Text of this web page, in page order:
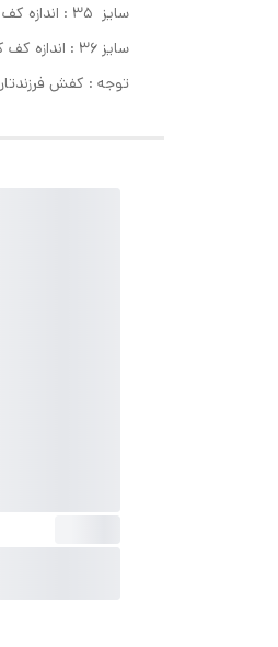
سایز ۳۵ : اندازه کف کفش ۲۳س
سایز ۳۶ : اندازه کف کفش۲۳/۵س
توجه : کفش